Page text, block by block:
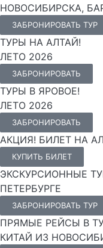
НОВОСИБИРСКА,
ЗАБРОНИРОВАТЬ ТУР
ТУРЫ НА АЛТАЙ!
ЛЕТО 2026
ЗАБРОНИРОВАТЬ
ТУРЫ В ЯРОВОЕ!
ЛЕТО 2026
ЗАБРОНИРОВАТЬ
АКЦИЯ! БИЛЕТ НА
КУПИТЬ БИЛЕТ
ЭКСКУРСИОННЫЕ
ПЕТЕРБУРГЕ
ЗАБРОНИРОВАТЬ ТУР
ПРЯМЫЕ РЕЙСЫ В
КИТАЙ ИЗ